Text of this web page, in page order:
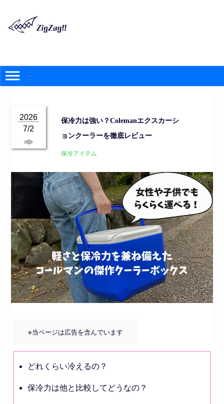
保冷力は強い？Colemanエクスカーシ
ョンクーラーを徹底レビュー
2026
7/2
保冷アイテム
※当ページは広告を含んでいます
どれくらい冷えるの？
保冷力は他と比較してどうなの？